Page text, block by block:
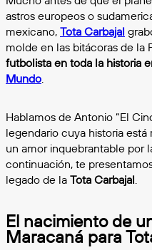
astros europeos o
mexicano, Tota Carbajal
molde en las bitácoras de la
futbolista en toda la historia
Mundo.
Hablamos de Antonio “El
legendario cuya historia
un amor inquebrantable por
continuación, te
legado de la Tota Carbajal.
El nacimiento de
Maracaná para